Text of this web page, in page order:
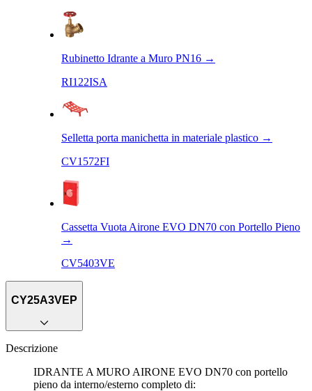
Rubinetto Idrante a Muro PN16 →
RI122ISA
Selletta porta manichetta in materiale plastico →
CV1572FI
Cassetta Vuota Airone EVO DN70 con Portello Pieno
→
CV5403VE
CY25A3VEP
Descrizione
IDRANTE A MURO AIRONE EVO DN70 con portello
pieno da interno/esterno completo di: